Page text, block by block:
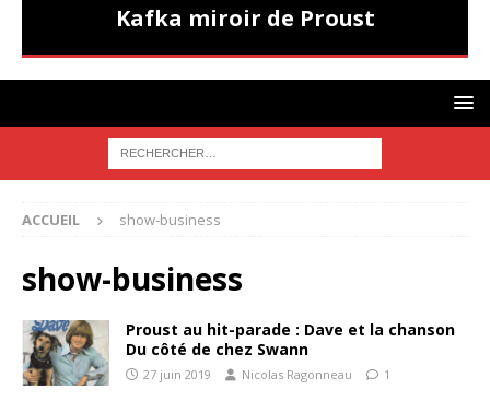
Kafka miroir de Proust
ACCUEIL show-business
show-business
Proust au hit-parade : Dave et la chanson
Du côté de chez Swann
27 juin 2019 Nicolas Ragonneau 1